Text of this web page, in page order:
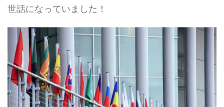
世話になっていました！